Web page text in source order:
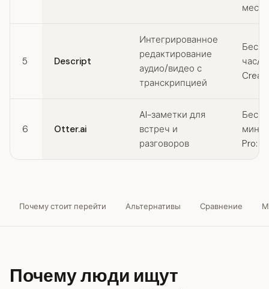
мес
5 Descript
Интегрированное
редактирование
аудио/видео с
транскрипцией
час/
6 Otter.ai
AI-заметки для
встреч и
разговоров
мин/
Pro:
Почему стоит перейти Альтернативы Сравнение
Почему люди ищут